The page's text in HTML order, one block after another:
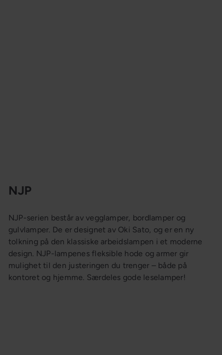
NJP
NJP-serien består av vegglamper, bordlamper og
gulvlamper. De er designet av Oki Sato, og er en ny
tolkning på den klassiske arbeidslampen i et moderne
design. NJP-lampenes fleksible hode og armer gir
mulighet til den justeringen du trenger – både på
kontoret og hjemme. Særdeles gode leselamper!